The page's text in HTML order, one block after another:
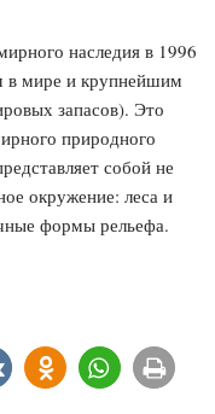
наследия в 1996
в мире и крупнейшим
запасов). Это
природного
собой не
окружение: леса и
формы рельефа.